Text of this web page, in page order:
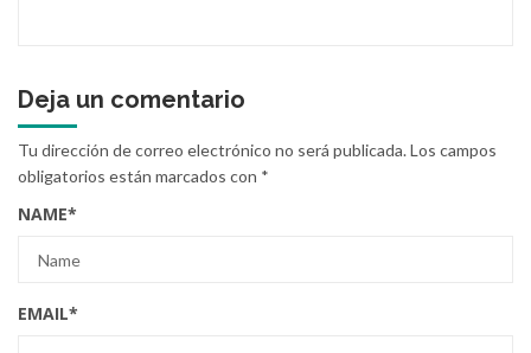
Deja un comentario
Tu dirección de correo electrónico no será publicada.Los campos
obligatorios están marcados con *
NAME*
EMAIL*